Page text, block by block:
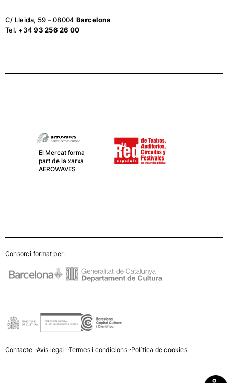
C/ Lleida, 59 – 08004 Barcelona
Tel. +3493 256 26 00
El Mercat forma
part de la xarxa
AEROWAVES
Consorci format per:
Contacte Avís legal Termes i condicions Política de cookies